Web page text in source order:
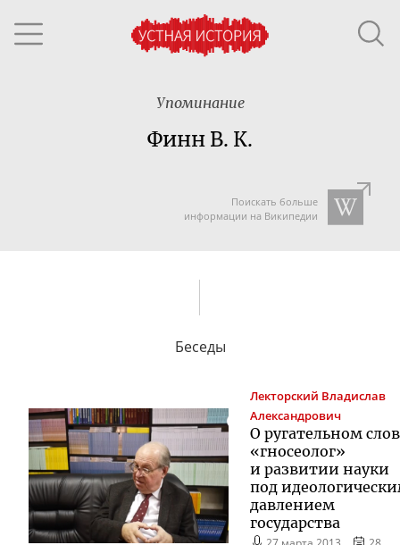
Упоминание
Финн В. К.
Поискать больше
информации на Википедии
Беседы
Лекторский Владислав
Александрович
О ругательном
«гносеолог»
и развитии науки
под
давлением
государства
27 марта 2013
28